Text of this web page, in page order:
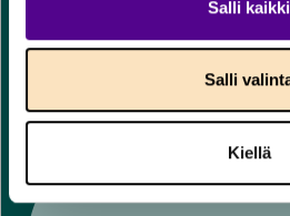
Salli kaikki
Salli
Kiellä